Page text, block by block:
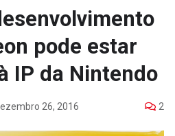
pode estar
IP da Nintendo
26, 2016 2